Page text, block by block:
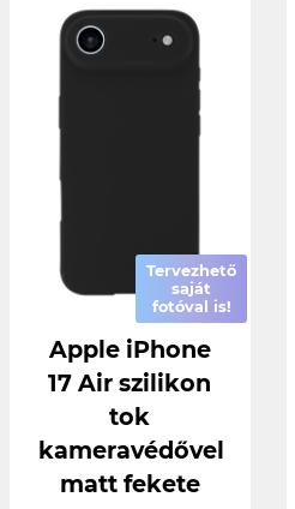
Tervezhető
saját
fotóval is!
Apple iPhone
17 Air szilikon
tok
kameravédővel
matt fekete